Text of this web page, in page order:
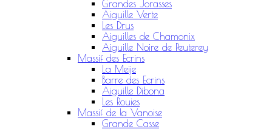
Grandes Jorasses
Aiguille Verte
Les Drus
Aiguilles de Chamonix
Aiguille Noire de Peuterey
Massif des Ecrins
La Meije
Barre des Ecrins
Aiguille Dibona
Les Rouies
Massif de la Vanoise
Grande Casse